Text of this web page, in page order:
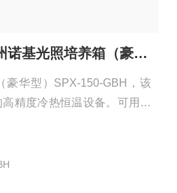
SPX-150-GBH常州诺基光照培养箱（豪华型）
豪华型）SPX-150-GBH，该
精度冷热恒温设备。可用于
温试验。是生物遗传工程、
学、畜牧、水产等生产、科